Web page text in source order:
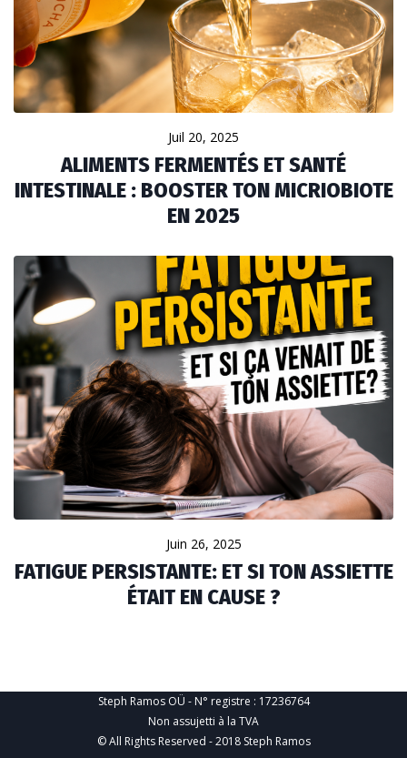
Juil 20, 2025
ALIMENTS FERMENTÉS ET SANTÉ
INTESTINALE : BOOSTER TON MICRIOBIOTE
EN 2025
Juin 26, 2025
FATIGUE PERSISTANTE: ET SI TON ASSIETTE
ÉTAIT EN CAUSE ?
Steph Ramos OÜ - N° registre : 17236764
Non assujetti à la TVA
© All Rights Reserved - 2018 Steph Ramos